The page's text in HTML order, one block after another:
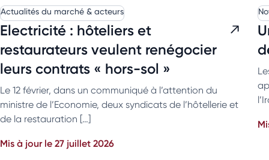
Actualités du marché & acteurs
Electricité : hôteliers et
restaurateurs veulent renégocier
leurs contrats « hors-sol »
Le 12 février, dans un communiqué à l’attention du
ministre de l’Economie, deux syndicats de l’hôtellerie et
de la restauration […]
Mis à jour le 27 juillet 2026